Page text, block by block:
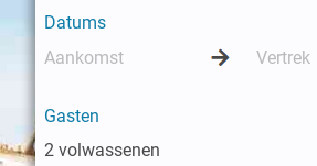
Datums
Gasten
2 volwassenen